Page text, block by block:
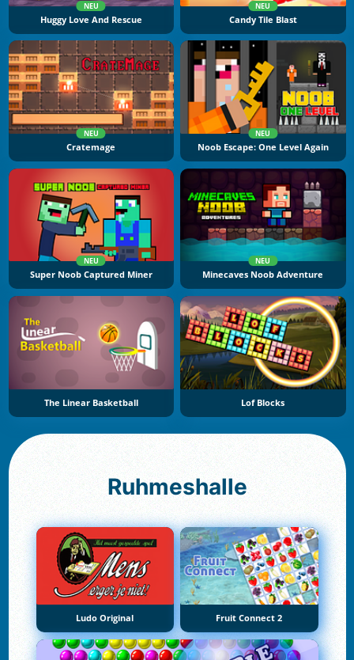
NEU
Huggy Love And Rescue
NEU
Candy Tile Blast
NEU
Cratemage
NEU
Noob Escape: One Level Again
NEU
Super Noob Captured Miner
NEU
Minecaves Noob Adventure
The Linear Basketball Lof Blocks
Ruhmeshalle
Ludo Original Fruit Connect 2